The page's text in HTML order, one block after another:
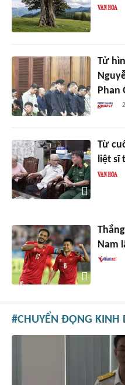
Tử
Phan
Từ
liệt sĩ
Nam
CHUYỂN ĐỘNG KINH